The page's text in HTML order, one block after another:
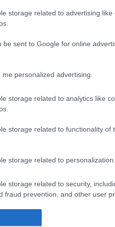
storage related to advertising like
be sent to Google for online
personalized advertising.
storage related to analytics like
storage related to functionality of
storage related to personalization.
storage related to security,
fraud prevention, and other user